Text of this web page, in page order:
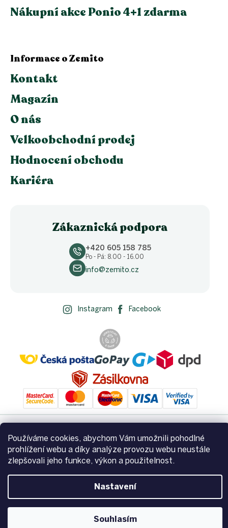
Používáme cookies, abychom Vám umožnili pohodlné
prohlížení webu a díky analýze provozu webu neustále
zlepšovali jeho funkce, výkon a použitelnost.
Nastavení
Souhlasím
Nákupní akce Ponio 4+1 zdarma
Informace o Zemito
Kontakt
Magazín
O nás
Velkoobchodní prodej
Hodnocení obchodu
Kariéra
Zákaznická podpora
+420 605 158 785
Po - Pá: 8.00 - 16.00
info@zemito.cz
Instagram Facebook
Vytvořil Shoptet
Copyright 2026Zemito.cz. Všechna práva vyhrazena.Upravit
nastavení cookies